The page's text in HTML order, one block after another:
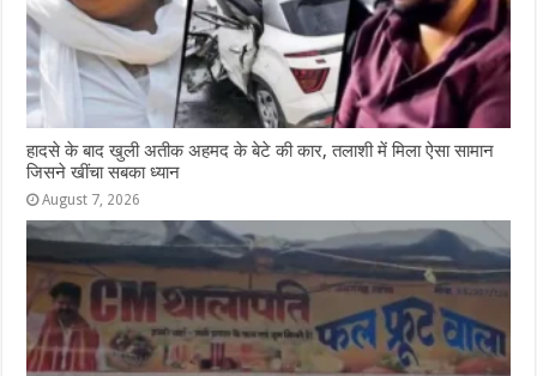
हादसे के बाद खुली अतीक अहमद के बेटे की कार, तलाशी में मिला ऐसा सामान
जिसने खींचा सबका ध्यान
August 7, 2026